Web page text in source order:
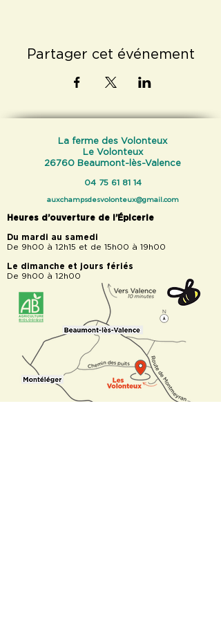
Partager cet événement
La ferme des Volonteux
Le Volonteux
26760 Beaumont-lès-Valence
04 75 61 81 14
auxchampsdesvolonteux@gmail.com
Heures d’ouverture de l’Épicerie
Du mardi au samedi
De 9h00 à 12h15 et de 15h00 à 19h00
Le dimanche et jours fériés
De 9h00 à 12h00